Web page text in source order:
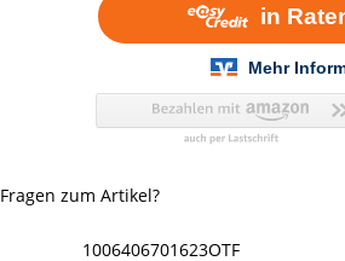
Fragen zum Artikel?
1006406701623OTF